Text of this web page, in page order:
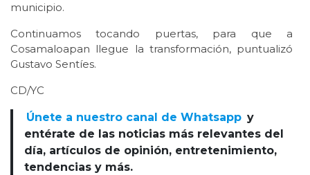
municipio.
Continuamos tocando puertas, para que a
Cosamaloapan llegue la transformación, puntualizó
Gustavo Sentíes.
CD/YC
Únete a nuestro canal de Whatsapp y
entérate de las noticias más relevantes del
día, artículos de opinión, entretenimiento,
tendencias y más.